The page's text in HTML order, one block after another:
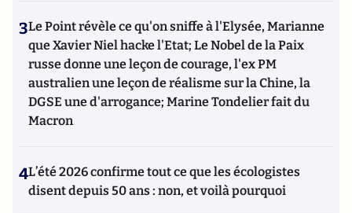
3Le Point révèle ce qu'on sniffe à l'Elysée, Marianne
que Xavier Niel hacke l'Etat; Le Nobel de la Paix
russe donne une leçon de courage, l'ex PM
australien une leçon de réalisme sur la Chine, la
DGSE une d'arrogance; Marine Tondelier fait du
Macron
4L’été 2026 confirme tout ce que les écologistes
disent depuis 50 ans : non, et voilà pourquoi